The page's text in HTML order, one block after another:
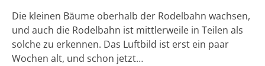
Die kleinen Bäume oberhalb der Rodelbahn wachsen,
und auch die Rodelbahn ist mittlerweile in Teilen als
solche zu erkennen. Das Luftbild ist erst ein paar
Wochen alt, und schon jetzt…